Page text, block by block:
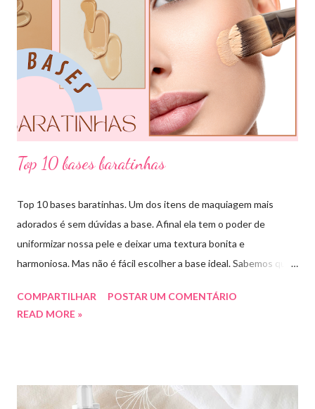
pode usar e garanto pra vocês que ajuda muitooo! Bora conferir
algumas das combinações de cores que podemos fazer com o
círculo cromático: COMBINAÇÃO MONOCROMÁTICA: uma
única cor ou a combinação de tom sobre tom (entre variação de
claro e escuro dessa mesma cor). COMBINAÇÃO ANÁLOGA:
Top 10 bases baratinhas
Top 10 bases baratinhas. Um dos itens de maquiagem mais
adorados é sem dúvidas a base. Afinal ela tem o poder de
uniformizar nossa pele e deixar uma textura bonita e
harmoniosa. Mas não é fácil escolher a base ideal. Sabemos que
hoje eu trouxe uma top lista com 10 bases nacionais com ótimo
Lima. Compartilhando dicas de produtos, resenhas, rotinas de
COMPARTILHAR
POSTAR UM COMENTÁRIO
READ MORE »